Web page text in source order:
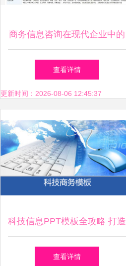
商务信息咨询在现代企业中的
关键作用
查看详情
更新时间：2026-08-06 12:45:37
科技信息PPT模板全攻略 打造
专业演示的实用指南
查看详情